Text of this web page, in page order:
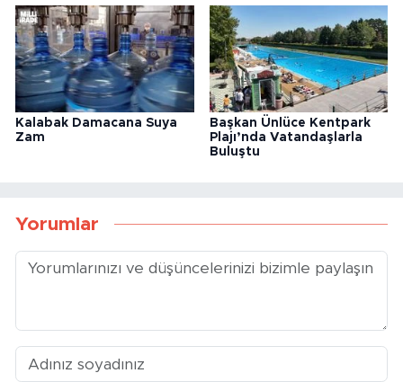
Kalabak Damacana Suya
Zam
Başkan Ünlüce Kentpark
Plajı’nda Vatandaşlarla
Buluştu
Yorumlar